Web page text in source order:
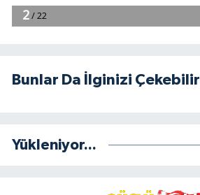
Bunlar Da İlginizi Çekebilir
Yükleniyor...